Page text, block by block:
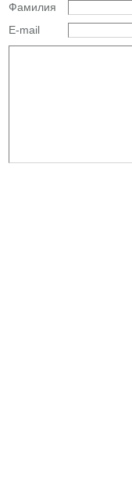
Фамилия
E-mail